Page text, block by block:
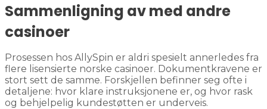
Sammenligning av med andre
casinoer
Prosessen hos AllySpin er aldri spesielt annerledes fra
flere lisensierte norske casinoer. Dokumentkravene er
stort sett de samme. Forskjellen befinner seg ofte i
detaljene: hvor klare instruksjonene er, og hvor rask
og behjelpelig kundestøtten er underveis.